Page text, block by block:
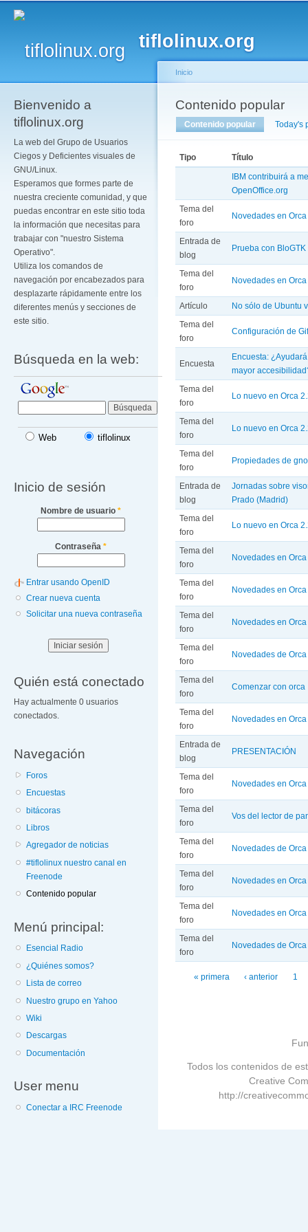
tiflolinux.org
Bienvenido a
tiflolinux.org
La web del Grupo de Usuarios
Ciegos y Deficientes visuales de
GNU/Linux.
Esperamos que formes parte de
nuestra creciente comunidad, y que
puedas encontrar en este sitio toda
la información que necesitas para
trabajar con "nuestro Sistema
Operativo".
Utiliza los comandos de
navegación por encabezados para
desplazarte rápidamente entre los
diferentes menús y secciones de
este sitio.
Búsqueda en la web:
Web tiflolinux
Inicio de sesión
Nombre de usuario *
Contraseña *
Entrar usando OpenID
Crear nueva cuenta
Solicitar una nueva contraseña
Quién está conectado
Hay actualmente 0 usuarios
conectados.
Navegación
Foros
Encuestas
bitácoras
Libros
Agregador de noticias
#tiflolinux nuestro canal en
Freenode
Contenido popular
Menú principal:
Esencial Radio
¿Quiénes somos?
Lista de correo
Nuestro grupo en Yahoo
Wiki
Descargas
Documentación
User menu
Conectar a IRC Freenode
Se encuentra usted
Inicio
Contenido popular
Solapas principales
Contenido popular (solapaToday's
Tipo
Título
IBM contribuirá a
OpenOffice.org
Tema del
foro
Novedades en
Entrada de
blog
Prueba con BloGTK
Tema del
foro
Novedades en
Artículo
No sólo de Ubuntu
Tema del
foro
Configuración de
Encuesta
Encuesta:
mayor
Tema del
foro
Lo nuevo en Orca
Tema del
foro
Lo nuevo en Orca
Tema del
foro
Propiedades de
Entrada de
blog
Jornadas sobre
Prado (Madrid)
Tema del
foro
Lo nuevo en Orca
Tema del
foro
Novedades en
Tema del
foro
Novedades en
Tema del
foro
Novedades en
Tema del
foro
Novedades de
Tema del
foro
Comenzar con orca
Tema del
foro
Novedades en
Entrada de
blog
PRESENTACIÓN
Tema del
foro
Novedades en
Tema del
foro
Vos del lector de
Tema del
foro
Novedades de
Tema del
foro
Novedades en
Tema del
foro
Novedades en
Tema del
foro
Novedades de
Páginas
« primera ‹ anterior 1
Todos los contenidos de
Creative
http://